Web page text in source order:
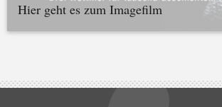
Hier geht es zum Imagefilm